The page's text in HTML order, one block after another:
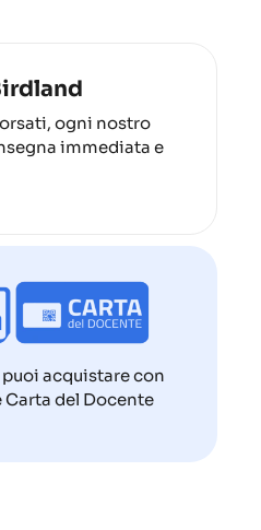
ogni nostro
immediata e
acquistare con
Carta del Docente